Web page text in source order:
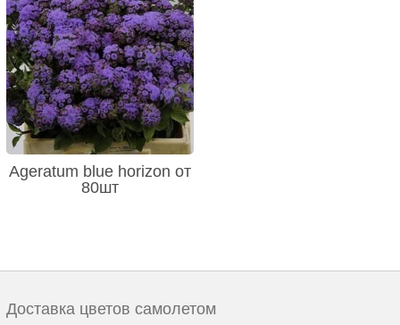
Ageratum blue horizon от
80шт
Доставка цветов самолетом